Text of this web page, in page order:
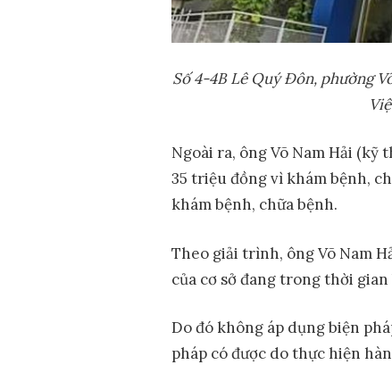
Số4-4B Lê Quý Đôn, phường
Việ
Ngoài ra, ông Võ Nam Hải
35 triệu đồng vì khám bệnh,
khám bệnh, chữa bệnh.
Theo giải trình, ông Võ Nam
của cơ sở đang trong thời
Do đó không áp dụng biện
pháp có được do thực hiện